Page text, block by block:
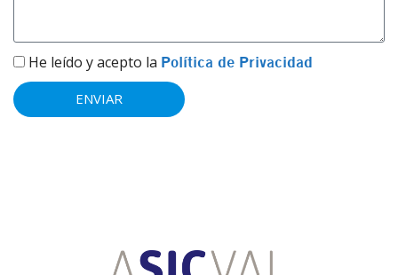
He leído y acepto la Política de Privacidad
ENVIAR